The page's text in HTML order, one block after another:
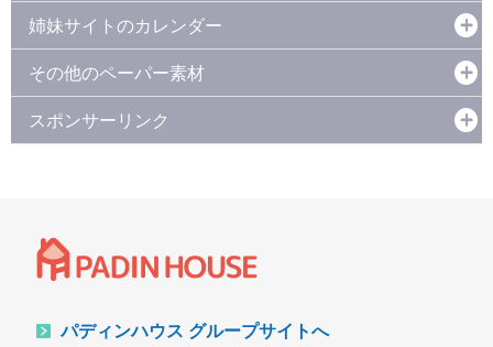
姉妹サイトのカレンダー
その他のペーパー素材
スポンサーリンク
パディンハウス グループサイトへ